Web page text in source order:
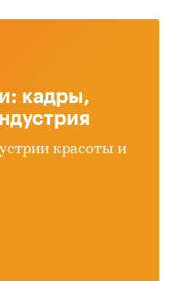
кадры,
красоты и